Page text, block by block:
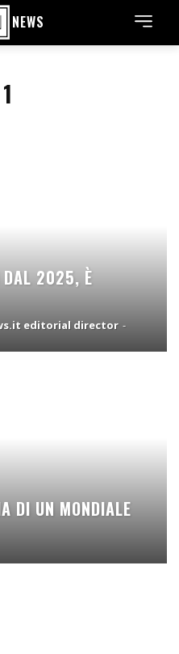
NEWS
DAL 2025, È
editorial director -
DI UN MONDIALE